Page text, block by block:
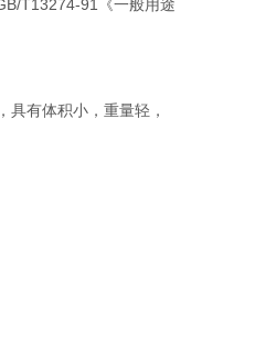
T13274-91《一般用途
有体积小，重量轻，